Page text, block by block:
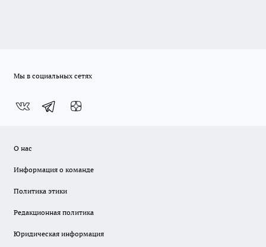
Мы в социальных сетях
О нас
Информация о команде
Политика этики
Редакционная политика
Юридическая информация